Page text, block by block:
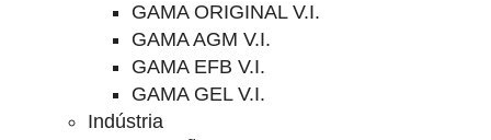
GAMA ORIGINAL V.I.
GAMA AGM V.I.
GAMA EFB V.I.
GAMA GEL V.I.
Indústria